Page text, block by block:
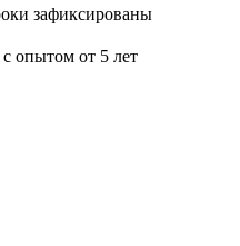
зафиксированы
с опытом от 5 лет